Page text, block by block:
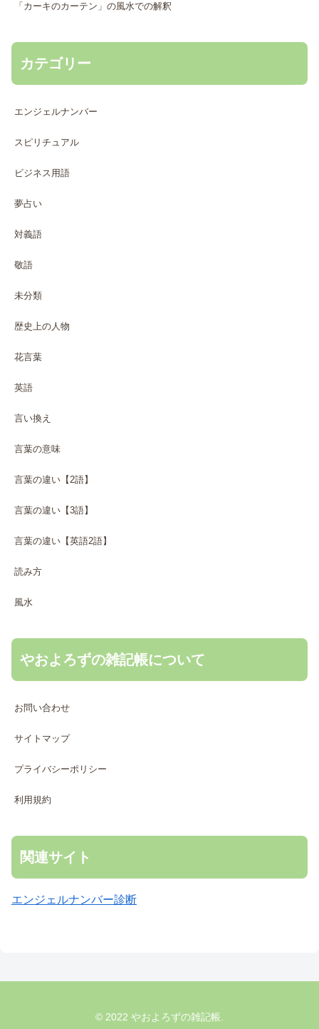
「カーキのカーテン」の風水での解釈
カテゴリー
エンジェルナンバー
スピリチュアル
ビジネス用語
夢占い
対義語
敬語
未分類
歴史上の人物
花言葉
英語
言い換え
言葉の意味
言葉の違い【2語】
言葉の違い【3語】
言葉の違い【英語2語】
読み方
風水
やおよろずの雑記帳について
お問い合わせ
サイトマップ
プライバシーポリシー
利用規約
関連サイト
エンジェルナンバー診断
© 2022 やおよろずの雑記帳.